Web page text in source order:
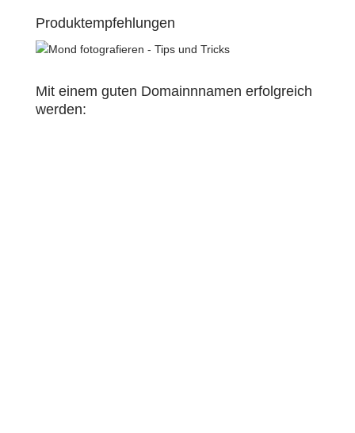
Produktempfehlungen
Mit einem guten Domainnnamen erfolgreich
werden: